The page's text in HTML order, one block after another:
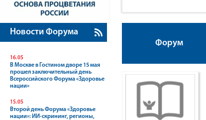
Новости Форума
16.05
В Москве в Гостином дворе 15 мая
прошел заключительный день
Всероссийского Форума «Здоровье
нации»
15.05
Второй день Форума «Здоровье
нации»: ИИ-скрининг, регионы,
Форум